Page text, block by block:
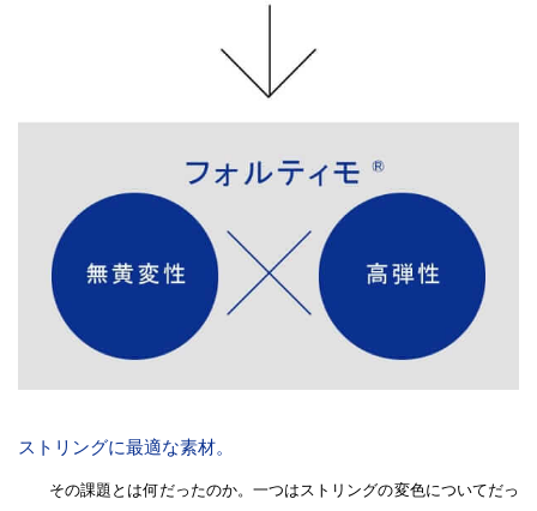
ストリングに最適な素材。
その課題とは何だったのか。一つはストリングの変色についてだっ